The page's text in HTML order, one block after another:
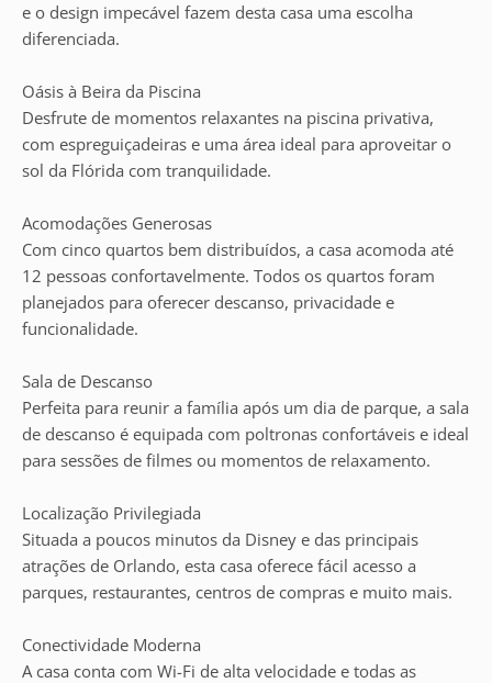
e o design impecável fazem desta casa uma escolha
diferenciada.
Oásis à Beira da Piscina
Desfrute de momentos relaxantes na piscina privativa,
com espreguiçadeiras e uma área ideal para aproveitar o
sol da Flórida com tranquilidade.
Acomodações Generosas
Com cinco quartos bem distribuídos, a casa acomoda até
12 pessoas confortavelmente. Todos os quartos foram
planejados para oferecer descanso, privacidade e
funcionalidade.
Sala de Descanso
Perfeita para reunir a família após um dia de parque, a sala
de descanso é equipada com poltronas confortáveis e ideal
para sessões de filmes ou momentos de relaxamento.
Localização Privilegiada
Situada a poucos minutos da Disney e das principais
atrações de Orlando, esta casa oferece fácil acesso a
parques, restaurantes, centros de compras e muito mais.
Conectividade Moderna
A casa conta com Wi-Fi de alta velocidade e todas as